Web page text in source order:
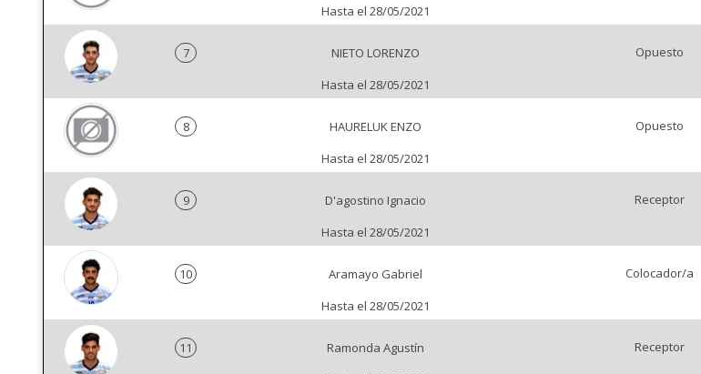
Hasta el 28/05/2021
7
NIETO LORENZO
Hasta el 28/05/2021
Opuesto
8
HAURELUK ENZO
Hasta el 28/05/2021
Opuesto
9
D'agostino Ignacio
Hasta el 28/05/2021
Receptor
10
Aramayo Gabriel
Hasta el 28/05/2021
Colocador/a
11
Ramonda Agustín
Receptor